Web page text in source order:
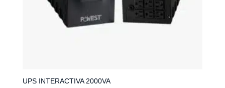
UPS INTERACTIVA 2000VA